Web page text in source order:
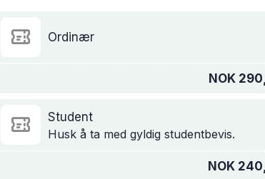
Ordinær
NOK
Student
Husk å ta med gyldig studentbevis.
NOK